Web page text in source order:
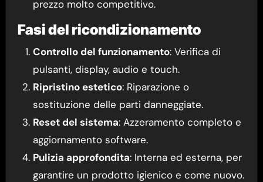
prezzo molto competitivo.
Fasi del ricondizionamento
Controllo del funzionamento: Verifica di
pulsanti, display, audio e touch.
Ripristino estetico: Riparazione o
sostituzione delle parti danneggiate.
Reset del sistema: Azzeramento completo e
aggiornamento software.
Pulizia approfondita: Interna ed esterna, per
garantire un prodotto igienico e come nuovo.